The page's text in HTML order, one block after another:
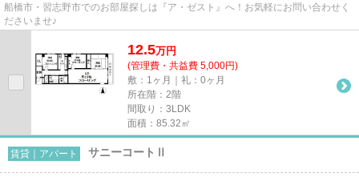
船橋市・習志野市でのお部屋探しは『ア・ゼスト』へ！お気軽にお問い合わせく
ださいませ♪
12.5万円
(管理費・共益費 5,000円)
敷：1ヶ月｜礼：0ヶ月
所在階：2階
間取り：3LDK
面積：85.32㎡
賃貸｜アパート サニーコートⅡ